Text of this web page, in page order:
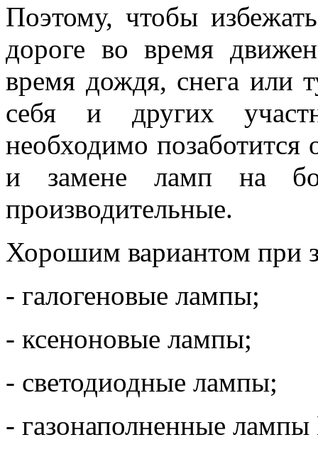
Поэтому, чтобы
дороге во время
время дождя, снега или
себя и других
необходимо позаботится
и замене ламп на
производительные.
Хорошим вариантом при
- галогеновые лампы;
- ксеноновые лампы;
- светодиодные лампы;
- газонаполненные